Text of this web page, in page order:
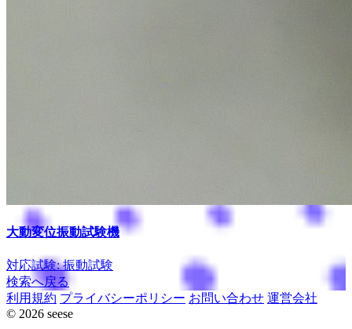
大動変位振動試験機
対応試験: 振動試験
検索へ戻る
利用規約 プライバシーポリシー お問い合わせ 運営会社
© 2026 seese